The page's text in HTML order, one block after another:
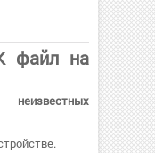
файл на